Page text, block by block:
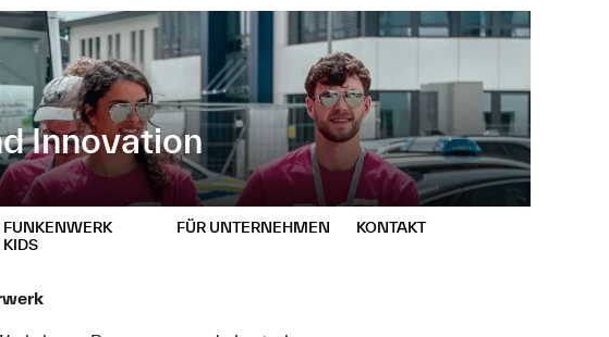
Innovation
FUNKENWERK
KIDS
FÜR UNTERNEHMEN KONTAKT